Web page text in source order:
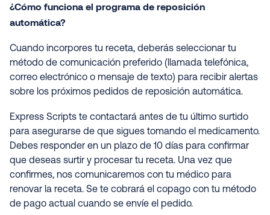
¿Cómo funciona el programa de reposición
automática?
Cuando incorpores tu receta, deberás seleccionar tu
método de comunicación preferido (llamada telefónica,
correo electrónico o mensaje de texto) para recibir alertas
sobre los próximos pedidos de reposición automática.
Express Scripts te contactará antes de tu último surtido
para asegurarse de que sigues tomando el medicamento.
Debes responder en un plazo de 10 días para confirmar
que deseas surtir y procesar tu receta. Una vez que
confirmes, nos comunicaremos con tu médico para
renovar la receta. Se te cobrará el copago con tu método
de pago actual cuando se envíe el pedido.